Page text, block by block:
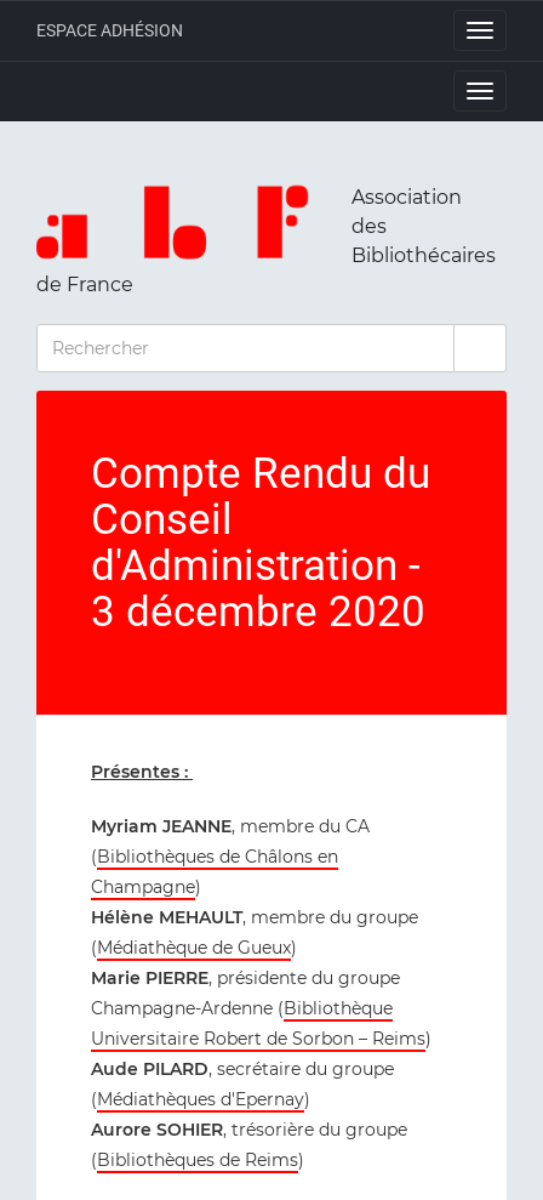
Toggle
ESPACE ADHÉSION
Toggle
Association
des
Bibliothécaires
de France
RECHERCHER
Compte Rendu du
Conseil
d'Administration -
3 décembre 2020
Présentes :
Myriam JEANNE, membre du CA
(Bibliothèques de Châlons en
Champagne)
Hélène MEHAULT, membre du groupe
(Médiathèque de Gueux)
Marie PIERRE, présidente du groupe
Champagne-Ardenne (Bibliothèque
Universitaire Robert de Sorbon – Reims)
Aude PILARD, secrétaire du groupe
(Médiathèques d'Epernay)
Aurore SOHIER, trésorière du groupe
(Bibliothèques de Reims)